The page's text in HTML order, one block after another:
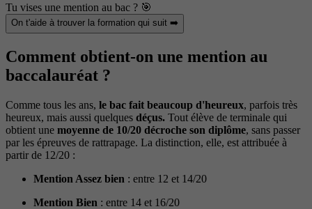
Tu vises une mention au bac ? 🎯
On t'aide à trouver la formation qui suit ➡️
Comment obtient-on une mention au
baccalauréat ?
Comme tous les ans, le bac fait beaucoup d'heureux, parfois très
heureux, mais aussi quelques déçus. Tout élève de terminale qui
obtient une moyenne de 10/20 décroche son diplôme, sans passer
par les épreuves de rattrapage. La distinction, elle, est attribuée à
partir de 12/20 :
Mention Assez bien : entre 12 et 14/20
Mention Bien : entre 14 et 16/20